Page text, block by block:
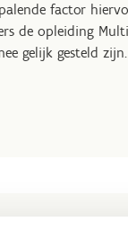
factor
de opleiding
gelijk gesteld